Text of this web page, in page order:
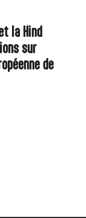
la Hind
sur
de